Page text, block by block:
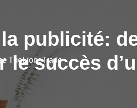
TheLionsTrade
publicité:
le succès